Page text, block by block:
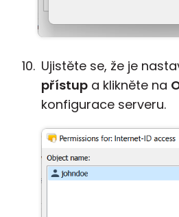
Ujistěte se, že je
přístup a klikněte na
konfigurace serveru.